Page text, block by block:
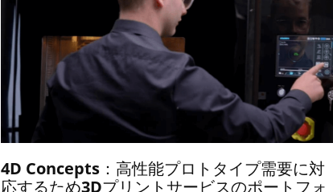
4D Concepts：高性能プロトタイプ需要に対
応するため3Dプリントサービスのポートフォ